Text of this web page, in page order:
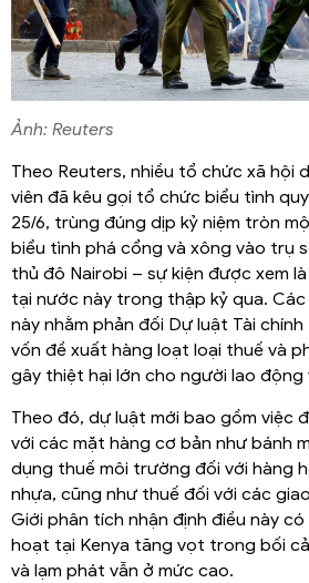
Ảnh: Reuters
Theo Reuters, nhiều tổ chức xã hội
viên đã kêu gọi tổ chức biểu tình
25/6, trùng đúng dịp kỷ niệm tròn
biểu tình phá cổng và xông vào trụ
thủ đô Nairobi – sự kiện được xem
tại nước này trong thập kỷ qua.
này nhằm phản đối Dự luật Tài
vốn đề xuất hàng loạt loại thuế và
gây thiệt hại lớn cho người lao
Theo đó, dự luật mới bao gồm việc
với các mặt hàng cơ bản như bánh
dụng thuế môi trường đối với hàng
nhựa, cũng như thuế đối với các
Giới phân tích nhận định điều này
hoạt tại Kenya tăng vọt trong bối
và lạm phát vẫn ở mức cao.